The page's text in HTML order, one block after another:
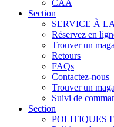
CAA
Section
SERVICE À
Réservez en
Trouver un
Retours
FAQs
Contactez-nous
Trouver un
Suivi de
Section
POLITIQUES